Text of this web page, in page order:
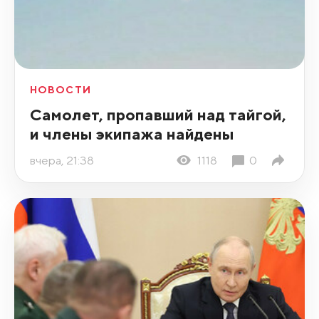
НОВОСТИ
Самолет, пропавший над тайгой,
и члены экипажа найдены
вчера, 21:38 1118 0